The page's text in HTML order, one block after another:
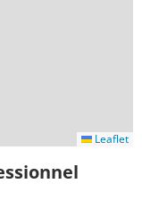
Leaflet